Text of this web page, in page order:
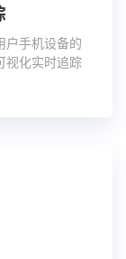
户手机设备的
视化实时追踪